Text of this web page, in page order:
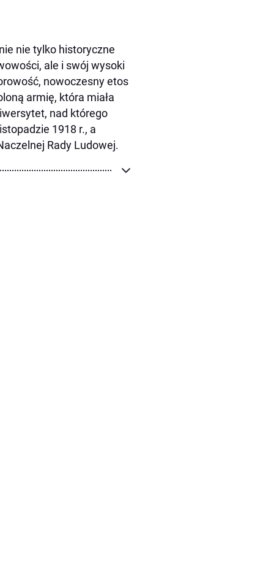
nie tylko historyczne
ale i swój wysoki
nowoczesny etos
armię, która miała
nad którego
1918 r., a
Rady Ludowej.